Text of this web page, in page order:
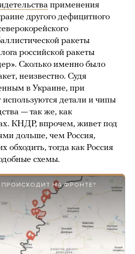
применения
другого дефицитного
ракеты
российской ракеты
Сколько именно было
неизвестно. Судя
в Украине, при
используются детали и чипы
— так же, как
КНДР, впрочем, живет под
дольше, чем Россия,
обходить, тогда как Россия
схемы.
ПРОИСХОДИТ НА ФРОНТЕ?